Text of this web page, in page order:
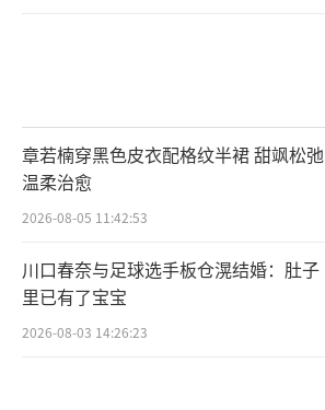
章若楠穿黑色皮衣配格纹半裙 甜飒松弛
温柔治愈
2026-08-05 11:42:53
川口春奈与足球选手板仓滉结婚：肚子
里已有了宝宝
2026-08-03 14:26:23